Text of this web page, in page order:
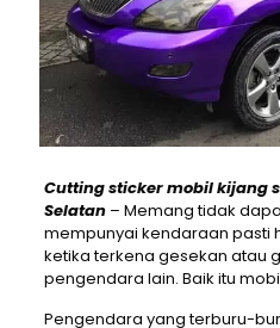
Cutting sticker mobil kijang
Selatan– Memang tidak
mempunyai kendaraan pasti
ketika terkena gesekan atau
pengendara lain. Baik itu
Pengendara yang terburu-